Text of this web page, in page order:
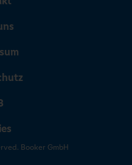
Booker GmbH